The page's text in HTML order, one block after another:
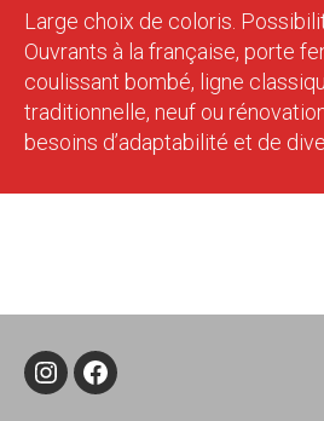
Large choix de coloris.
Ouvrants à la française, porte
coulissant bombé, ligne
traditionnelle, neuf ou
besoins d’adaptabilité et de
InstagramFacebook